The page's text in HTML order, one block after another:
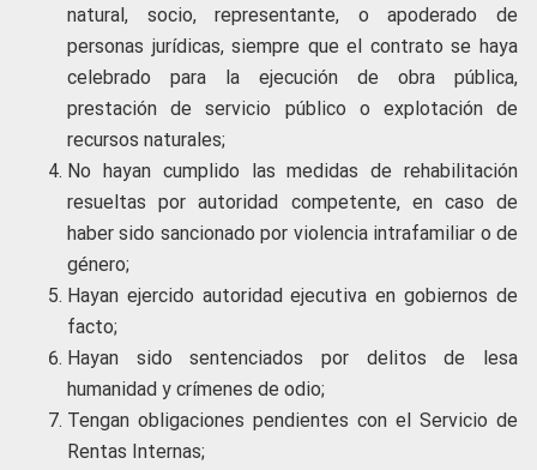
natural, socio, representante, o apoderado de
personas jurídicas, siempre que el contrato se haya
celebrado para la ejecución de obra pública,
prestación de servicio público o explotación de
recursos naturales;
No hayan cumplido las medidas de rehabilitación
resueltas por autoridad competente, en caso de
haber sido sancionado por violencia intrafamiliar o de
género;
Hayan ejercido autoridad ejecutiva en gobiernos de
facto;
Hayan sido sentenciados por delitos de lesa
humanidad y crímenes de odio;
Tengan obligaciones pendientes con el Servicio de
Rentas Internas;